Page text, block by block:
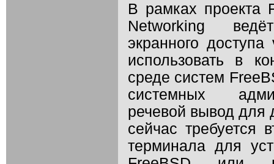
В рамках проекта
Networking
экранного
использовать в
среде систем
системных
речевой вывод для
сейчас требуется
терминала для